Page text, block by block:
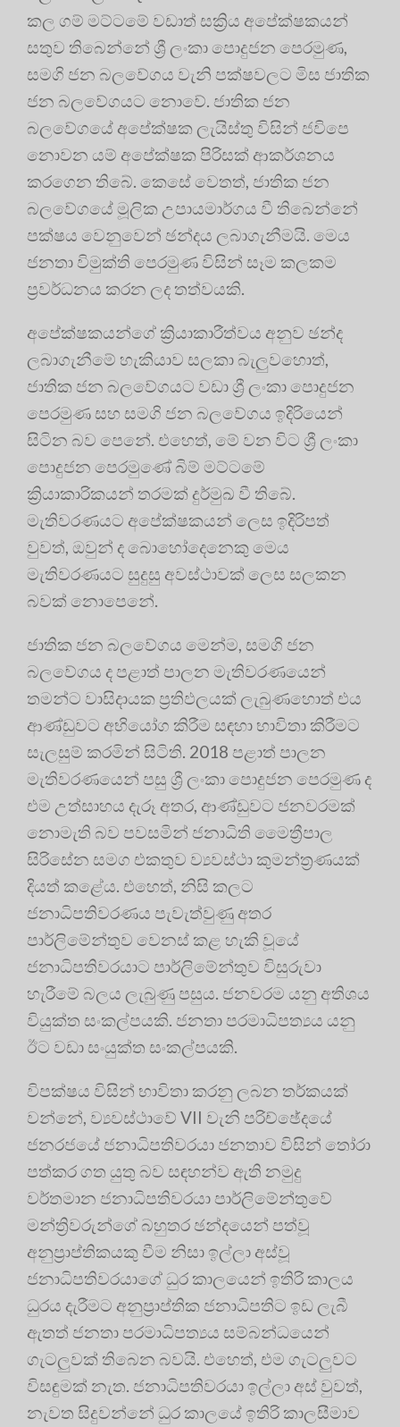
කල ගම් මට්ටමේ වඩාත් සක්‍රිය අපේක්ෂකයන්
සතුව තිබෙන්නේ ශ්‍රී ලංකා පොදුජන පෙරමුණ,
සමගි ජන බලවේගය වැනි පක්ෂවලට මිස ජාතික
ජන බලවේගයට නොවේ. ජාතික ජන
බලවේගයේ අපේක්ෂක ලැයිස්තු විසින් ජවිපෙ
නොවන යම් අපේක්ෂක පිරිසක් ආකර්ශනය
කරගෙන තිබේ. කෙසේ වෙතත්, ජාතික ජන
බලවේගයේ මූලික උපායමාර්ගය වී තිබෙන්නේ
පක්ෂය වෙනුවෙන් ඡන්දය ලබාගැනීමයි. මෙය
ජනතා විමුක්ති පෙරමුණ විසින් සෑම කලකම
ප්‍රවර්ධනය කරන ලද තත්වයකි.
අපේක්ෂකයන්ගේ ක්‍රියාකාරීත්වය අනුව ඡන්ද
ලබාගැනීමේ හැකියාව සලකා බැලුවහොත්,
ජාතික ජන බලවේගයට වඩා ශ්‍රී ලංකා පොදුජන
පෙරමුණ සහ සමගි ජන බලවේගය ඉදිරියෙන්
සිටින බව පෙනේ. එහෙත්, මේ වන විට ශ්‍රී ලංකා
පොදුජන පෙරමුණේ බිම් මට්ටමේ
ක්‍රියාකාරිකයන් තරමක් දුර්මුඛ වී තිබේ.
මැතිවරණයට අපේක්ෂකයන් ලෙස ඉදිරිපත්
වුවත්, ඔවුන් ද බොහෝදෙනෙකු මෙය
මැතිවරණයට සුදුසු අවස්ථාවක් ලෙස සලකන
බවක් නොපෙනේ.
ජාතික ජන බලවේගය මෙන්ම, සමගි ජන
බලවේගය ද පළාත් පාලන මැතිවරණයෙන්
තමන්ට වාසිදායක ප්‍රතිඵලයක් ලැබුණහොත් එය
ආණ්ඩුවට අභියෝග කිරීම සඳහා භාවිතා කිරීමට
සැලසුම් කරමින් සිටිති. 2018 පළාත් පාලන
මැතිවරණයෙන් පසු ශ්‍රී ලංකා පොදුජන පෙරමුණ ද
එම උත්සාහය දැරූ අතර, ආණ්ඩුවට ජනවරමක්
නොමැති බව පවසමින් ජනාධිති මෛත්‍රීපාල
සිරිසේන සමග එකතුව ව්‍යවස්ථා කුමන්ත්‍රණයක්
දියත් කළේය. එහෙත්, නිසි කලට
ජනාධිපතිවරණය පැවැත්වුණු අතර
පාර්ලිමේන්තුව වෙනස් කළ හැකි වූයේ
ජනාධිපතිවරයාට පාර්ලිමේන්තුව විසුරුවා
හැරීමේ බලය ලැබුණු පසුය. ජනවරම යනු අතිශය
වියුක්ත සංකල්පයකි. ජනතා පරමාධිපත්‍යය යනු
ඊට වඩා සංයුක්ත සංකල්පයකි.
විපක්ෂය විසින් භාවිතා කරනු ලබන තර්කයක්
වන්නේ, ව්‍යවස්ථාවේ VII වැනි පරිච්ඡේදයේ
ජනරජයේ ජනාධිපතිවරයා ජනතාව විසින් තෝරා
පත්කර ගත යුතු බව සඳහන්ව ඇති නමුදු
වර්තමාන ජනාධිපතිවරයා පාර්ලිමේන්තුවේ
මන්ත්‍රිවරුන්ගේ බහුතර ඡන්දයෙන් පත්වූ
අනුප්‍රාප්තිකයකු වීම නිසා ඉල්ලා අස්වූ
ජනාධිපතිවරයාගේ ධුර කාලයෙන් ඉතිරි කාලය
ධුරය දැරීමට අනුප්‍රාප්තික ජනාධිපතිට ඉඩ ලැබී
ඇතත් ජනතා පරමාධිපත්‍යය සම්බන්ධයෙන්
ගැටලුවක් තිබෙන බවයි. එහෙත්, එම ගැටලුවට
විසඳුමක් නැත. ජනාධිපතිවරයා ඉල්ලා අස් වුවත්,
නැවත සිදුවන්නේ ධුර කාලයේ ඉතිරි කාලසීමාව